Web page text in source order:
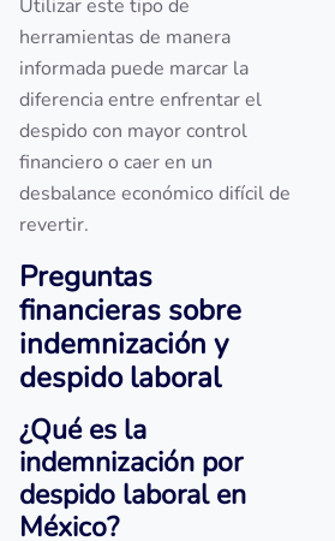
Utilizar este tipo de
herramientas de manera
informada puede marcar la
diferencia entre enfrentar el
despido con mayor control
financiero o caer en un
desbalance económico difícil de
revertir.
Preguntas
financieras sobre
indemnización y
despido laboral
¿Qué es la
indemnización por
despido laboral en
México?